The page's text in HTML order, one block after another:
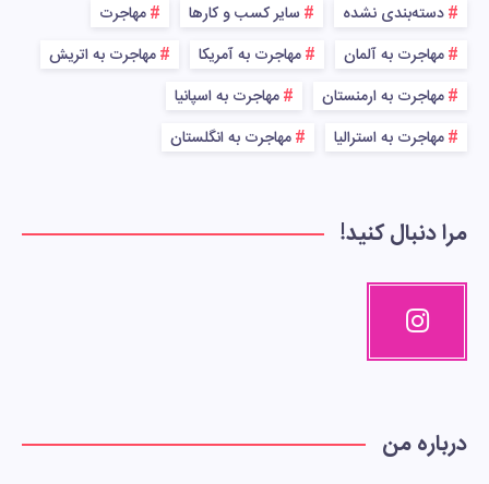
دسته‌بندی نشده سایر کسب و کارها
مهاجرت
مهاجرت به آلمان
مهاجرت به آمریکا
مهاجرت به اتریش
مهاجرت به ارمنستان
مهاجرت به اسپانیا
مهاجرت به استرالیا
مهاجرت به انگلستان
مرا دنبال کنید!
درباره من